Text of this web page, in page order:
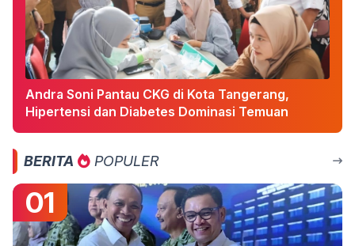
Andra Soni Pantau CKG di Kota Tangerang,
Hipertensi dan Diabetes Dominasi Temuan
BERITA POPULER
01